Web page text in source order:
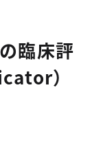
臨床評
）